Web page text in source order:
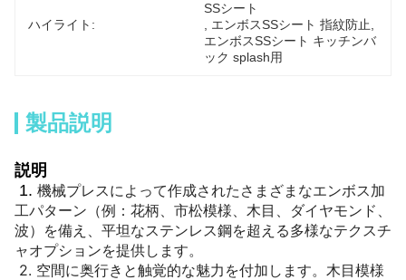
ハイライト:
SSシート
エンボスSSシート 指紋防止
エンボスSSシート キッチンバ
ック splash用
製品説明
説明
1. 機械プレスによって作成されたさまざまなエンボス加
工パターン（例：花柄、市松模様、木目、ダイヤモンド、
波）を備え、平坦なステンレス鋼を超える多様なテクスチ
ャオプションを提供します。
2. 空間に奥行きと触覚的な魅力を付加します。木目模様